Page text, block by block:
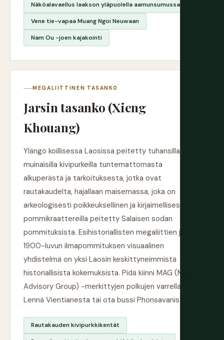
Näköalavaellus laakson yläpuolella aamunsumussa
Vene tie-vapaa Muang Ngoi Neuwaan
Nam Ou -joen kajakointi
MEGALIITTINEN TASANKO
Jarsin tasanko (Xieng
Khouang)
Ylängö koillisessa Laosissa peitetty tuhansilla
muinaisilla kivipurkeilla tuntemattomasta
alkuperästä ja tarkoituksesta, jotka ovat
rautakaudelta, hajallaan maisemassa, joka on
arkeologisesti poikkeuksellinen ja kirjaimellisesti
pommikraattereilla peitetty Salaisen sodan
pommituksista. Esihistoriallisten megaliittien ja
1900-luvun ilmapommituksen visuaalinen
yhdistelmä on yksi Laosin keskittyneimmistä
historiallisista kokemuksista. Pidä kiinni MAG (Mines
Advisory Group) -merkittyjen polkujen varrella.
Lennä Vientianesta tai ota bussi Phonsavanista.
Rautakauden kivipurkkikentät